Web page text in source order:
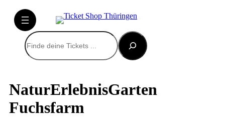
Suchen
NaturErlebnisGarten
Fuchsfarm